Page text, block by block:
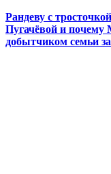
Рандеву с
Пугачёвой и почему
добытчиком семьи